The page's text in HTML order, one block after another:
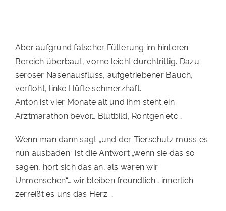
Aber aufgrund falscher Fütterung im hinteren
Bereich überbaut, vorne leicht durchtrittig. Dazu
seröser Nasenausfluss, aufgetriebener Bauch,
verfloht, linke Hüfte schmerzhaft.
Anton ist vier Monate alt und ihm steht ein
Arztmarathon bevor… Blutbild, Röntgen etc…
Wenn man dann sagt „und der Tierschutz muss es
nun ausbaden“ ist die Antwort „wenn sie das so
sagen, hört sich das an, als wären wir
Unmenschen“… wir bleiben freundlich… innerlich
zerreißt es uns das Herz …